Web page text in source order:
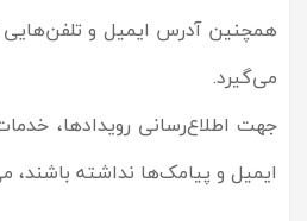
همچنین آدرس ایمیل و
می‌گیرد.
جهت اطلاع‌رسانی رویدادها،
ایمیل و پیامک‌ها نداشته باشند،